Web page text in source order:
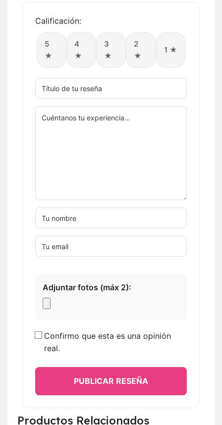
Calificación:
5
★
4
★
3
★
2
★
1 ★
Adjuntar fotos (máx 2):
Confirmo que esta es una opinión
real.
PUBLICAR RESEÑA
Productos Relacionados